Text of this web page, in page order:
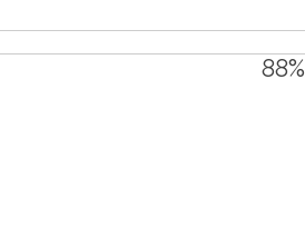
88%